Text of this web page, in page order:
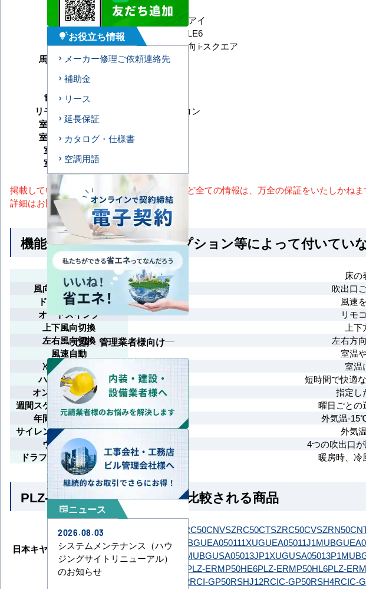
メーカー
三菱電機
シリーズ
スリムER ムーブアイ
型番
PLZ-ERMP50SHLE6
形状
天井カセット4方向 i-スクエア
馬力（能力）
2馬力
冷房能力
暖房能力
電源タイプ
リモコンタイプ
ワイヤレスリモコン
室内機サイズ
室外機サイズ
室内機重量
室外機重量
掲載しているスペック・セット内容・画像など全ての情報は、万全の保証をいたしかねま
詳細はお問い合わせください。
機能一覧 ※馬力・型番・オプション等によって付いてい
ムーブアイ
床の
風向独立自在設定
吹出口
ドラフトセーブ
風速
オートスイング
リモ
上下風向切換
上下
左右風向切換
左右方
風速自動
室温
冷暖自動運転
室温
ハイパワー運転
短時間で快適
オン/オフタイマー
指定し
週間スケジュールタイマー
曜日ごとの
年間冷房運転対応
外気温-
サイレント制御（冷房時）
外気
ウェーブ気流
4つの吹出口
ドラフト防止（暖房時）
暖房時、冷
PLZ-ERMP50SHLE6 とよく比較される商品
ダイキン SZRC50CNVSZRC50CTSZRC50CV
日本キヤリア（旧：東芝）
GUEA050111MUBGUEA050111XUGUEA05011J1MUB
GUSA05013JP1MUBGUSA05013JP1XUGUSA05013P1MUB
三菱電機
PLZ-ERMP50HE6PLZ-ERMP50HL6PLZ-
RCI-GP50RSH12RCI-GP50RSHJ12RCIC-GP50RSH4RCIC-
tips_and_updatesお役立ち情報
メーカー修理ご依頼連絡先
補助金
リース
延長保証
カタログ・仕様書
空調用語
元請・管理業者様向け
newspaperニュース
2026.08.03
システムメンテナンス（ハウ
ジングサイトリニューアル）
のお知らせ